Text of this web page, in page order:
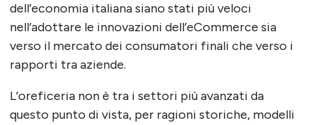
dell’economia italiana siano stati più veloci
nell’adottare le innovazioni dell’eCommerce sia
verso il mercato dei consumatori finali che verso i
rapporti tra aziende.
L’oreficeria non è tra i settori più avanzati da
questo punto di vista, per ragioni storiche, modelli